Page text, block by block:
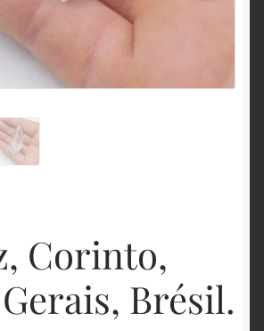
Corinto,
Brésil.